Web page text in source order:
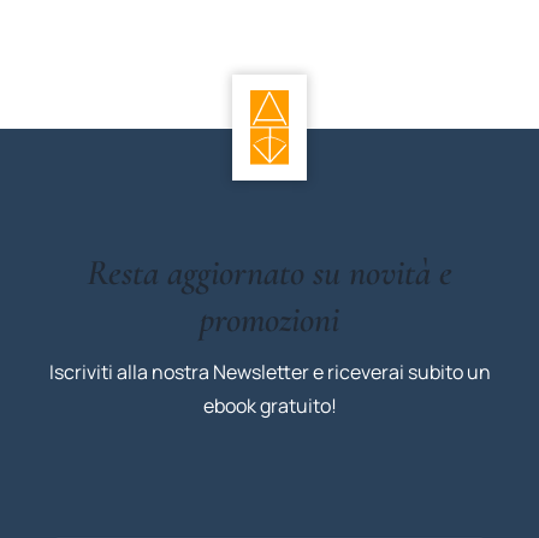
Resta aggiornato su novità e
promozioni
Iscriviti alla nostra Newsletter e riceverai subito un
ebook gratuito!